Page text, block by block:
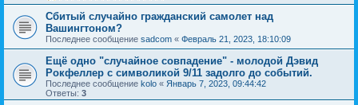
Сбитый случайно гражданский самолет над
Вашингтоном?
Последнее сообщение sadcom « Февраль 21, 2023, 18:10:09
Ещё одно "случайное совпадение" - молодой Дэвид
Рокфеллер с символикой 9/11 задолго до событий.
Последнее сообщение kolo « Январь 7, 2023, 09:44:42
Ответы: 3